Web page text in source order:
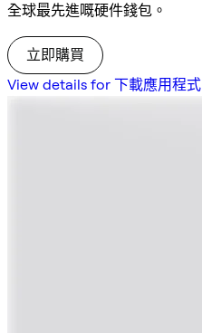
全球最先進嘅硬件錢包。
立即購買
View details for 下載應用程式